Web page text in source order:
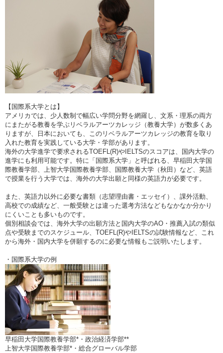
【国際系大学とは】
アメリカでは、少人数制で幅広い学問分野を網羅し、文系・理系の両方
にまたがる教養を学ぶリベラルアーツカレッジ（教養大学）が数多くあ
りますが、日本においても、このリベラルアーツカレッジの教育を取り
入れた教育を実践している大学・学部があります。
海外の大学進学で要求されるTOEFL(R)やIELTSのスコアは、国内大学の
進学にも利用可能です。特に「国際系大学」と呼ばれる、早稲田大学国
際教養学部、上智大学国際教養学部、国際教養大学（秋田）など、英語
で授業を行う大学では、海外の大学出願と同様の英語力が必要です。
また、英語力以外に必要な書類（志望理由書・エッセイ）、課外活動、
高校での成績など、一般受験とは違った選考方法などもなかなか分かり
にくいことも多いものです。
個別相談会では、海外大学の出願方法と国内大学のAO・推薦入試の類似
点や受験までのスケジュール、TOEFL(R)やIELTSの試験情報など、これ
から海外・国内大学を併願するのに必要な情報もご説明いたします。
・国際系大学の例
早稲田大学国際教養学部*・政治経済学部**
上智大学国際教養学部*・総合グローバル学部